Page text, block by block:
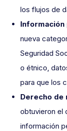
los flujos de
Información
nueva
Seguridad
o étnico,
para que los
Derecho
obtuvieron el
información